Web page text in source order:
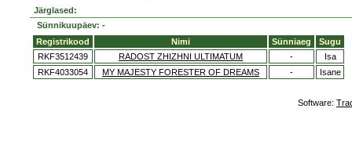
Järglased:
Sünnikuupäev: -
Registrikood
Nimi Sünniaeg
Sugu
RKF3512439
RADOST ZHIZHNI ULTIMATUM -
Isa
RKF4033054
MY MAJESTY FORESTER OF DREAMS - Isane
Software: